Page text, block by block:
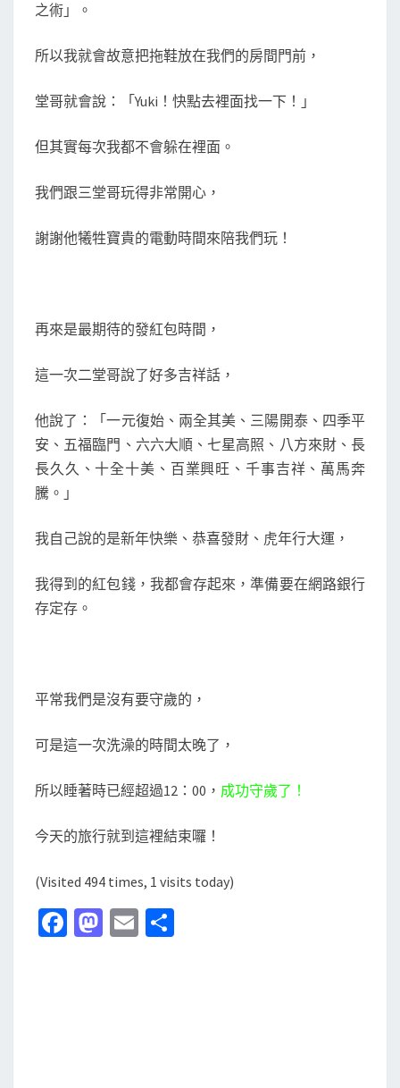
之術」。
所以我就會故意把拖鞋放在我們的房間門前，
堂哥就會說：「Yuki！快點去裡面找一下！」
但其實每次我都不會躲在裡面。
我們跟三堂哥玩得非常開心，
謝謝他犧牲寶貴的電動時間來陪我們玩！
再來是最期待的發紅包時間，
這一次二堂哥說了好多吉祥話，
他說了：「一元復始、兩全其美、三陽開泰、四季平
安、五福臨門、六六大順、七星高照、八方來財、長
長久久、十全十美、百業興旺、千事吉祥、萬馬奔
騰。」
我自己說的是新年快樂、恭喜發財、虎年行大運，
我得到的紅包錢，我都會存起來，準備要在網路銀行
存定存。
平常我們是沒有要守歲的，
可是這一次洗澡的時間太晚了，
所以睡著時已經超過12：00， 成功守歲了 ！
今天的旅行就到這裡結束囉！
(Visited 494 times, 1 visits today)
Fa M E